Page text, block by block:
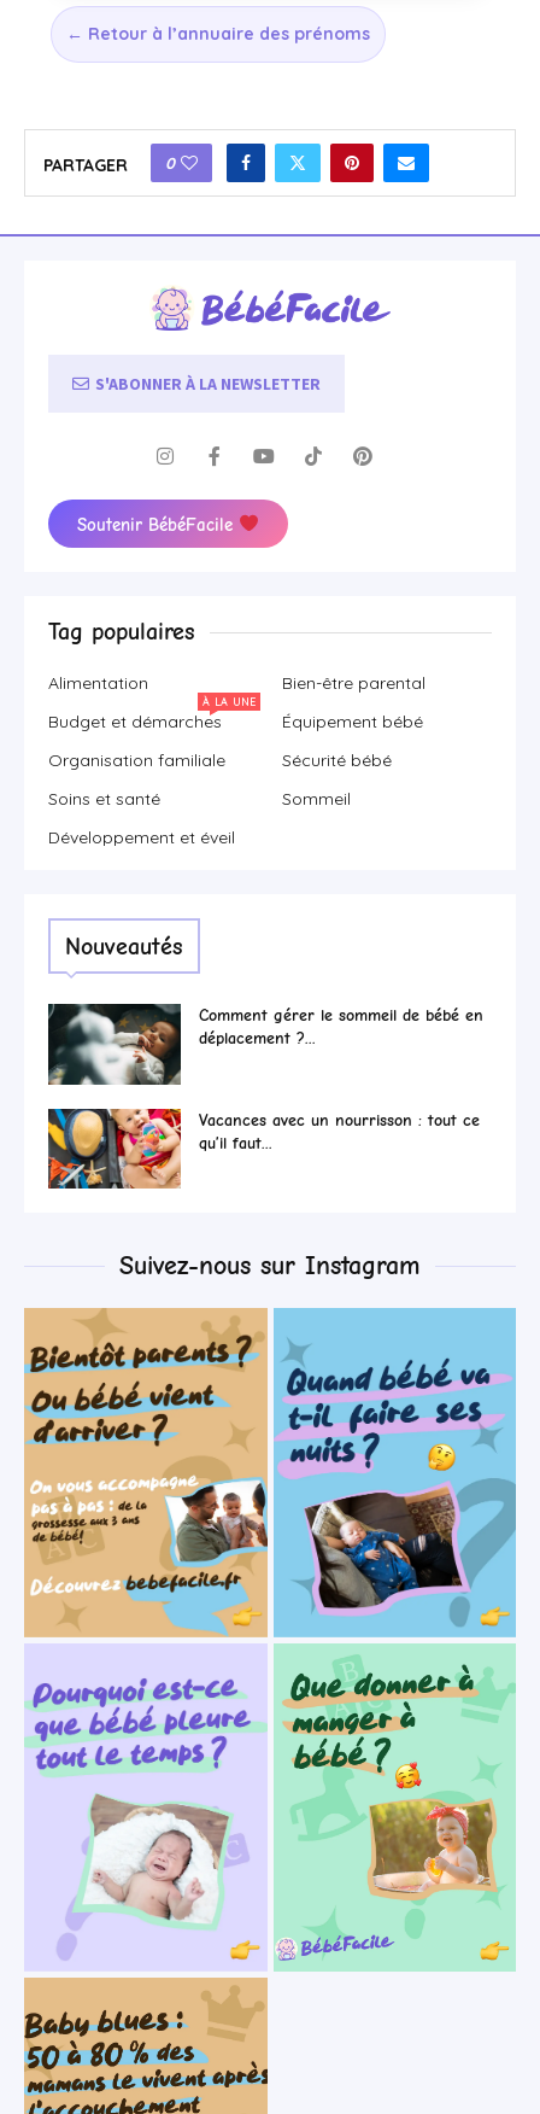
← Retour à l’annuaire des prénoms
PARTAGER 0
S'ABONNER À LA NEWSLETTER
Soutenir BébéFacile
Tag populaires
Alimentation
Bien-être parental
Budget et démarches
À LA UNE
Équipement bébé
Organisation familiale
Sécurité bébé
Soins et santé
Sommeil
Développement et éveil
Nouveautés
Comment gérer le sommeil de bébé en
déplacement ?...
Vacances avec un nourrisson : tout ce
qu’il faut...
Suivez-nous sur Instagram